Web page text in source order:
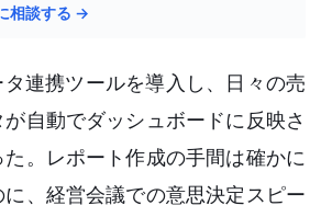
相談する →
連携ツールを導入し、日々の売
が自動でダッシュボードに反映さ
。レポート作成の手間は確かに
、経営会議での意思決定スピー